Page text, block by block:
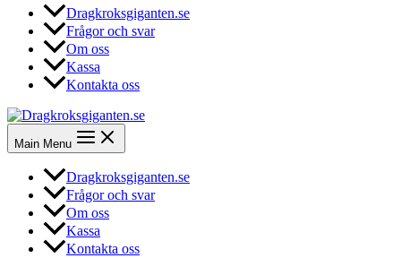
Dragkroksgiganten.se
Frågor och svar
Om oss
Kassa
Kontakta oss
Main Menu
Dragkroksgiganten.se
Frågor och svar
Om oss
Kassa
Kontakta oss